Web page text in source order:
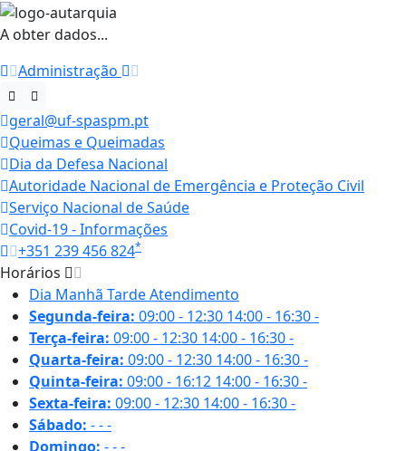
A obter dados...
Administração
geral@uf-spaspm.pt
Queimas e Queimadas
Dia da Defesa Nacional
Autoridade Nacional de Emergência e Proteção Civil
Serviço Nacional de Saúde
Covid-19 - Informações
+351 239 456 824*
Horários
Dia Manhã TardeAtendimento
Segunda-feira: 09:00 - 12:30 14:00 - 16:30-
Terça-feira: 09:00 - 12:30 14:00 - 16:30-
Quarta-feira: 09:00 - 12:30 14:00 - 16:30-
Quinta-feira: 09:00 - 16:12 14:00 - 16:30-
Sexta-feira: 09:00 - 12:30 14:00 - 16:30-
Sábado: ---
Domingo: ---